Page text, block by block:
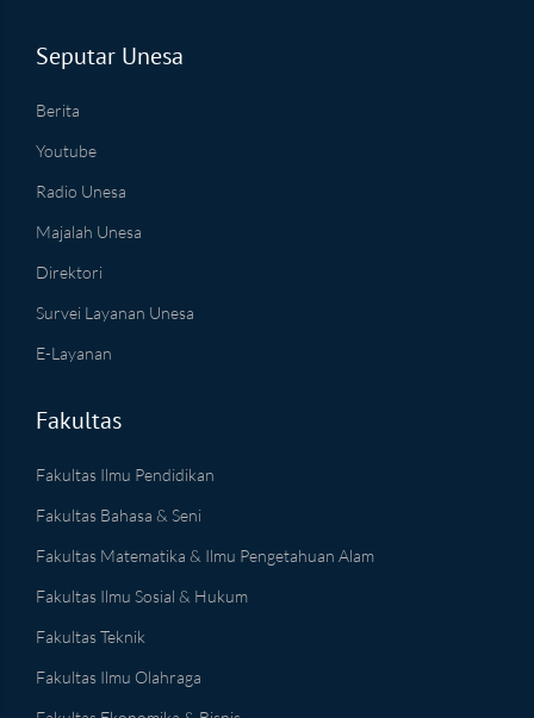
Seputar Unesa
Berita
Youtube
Radio Unesa
Majalah Unesa
Direktori
Survei Layanan Unesa
E-Layanan
Fakultas
Fakultas Ilmu Pendidikan
Fakultas Bahasa & Seni
Fakultas Matematika & Ilmu Pengetahuan Alam
Fakultas Ilmu Sosial & Hukum
Fakultas Teknik
Fakultas Ilmu Olahraga